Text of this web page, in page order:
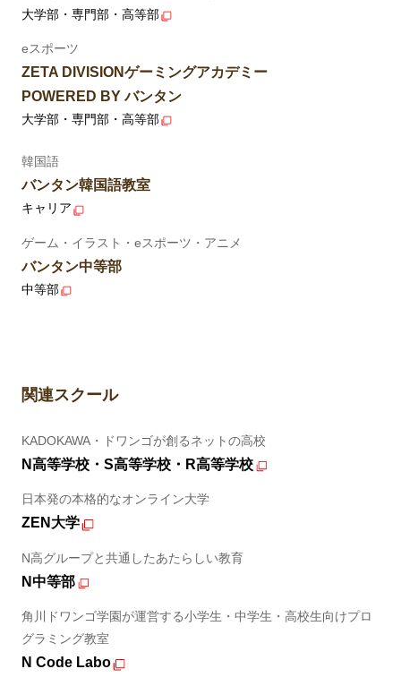
大学部・専門部・高等部
eスポーツ
ZETA DIVISIONゲーミングアカデミー
POWERED BY バンタン
大学部・専門部・高等部
韓国語
バンタン韓国語教室
キャリア
ゲーム・イラスト・eスポーツ・アニメ
バンタン中等部
中等部
関連スクール
KADOKAWA・ドワンゴが創るネットの高校
N高等学校・S高等学校・R高等学校
日本発の本格的なオンライン大学
ZEN大学
N高グループと共通したあたらしい教育
N中等部
角川ドワンゴ学園が運営する小学生・中学生・高校生向けプロ
グラミング教室
N Code Labo